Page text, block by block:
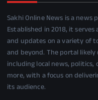
Sakhi Online News is a news
Established in 2018, it
and updates on a variety of
and beyond. The portal likely
including local news,
more, with a focus on
its audience.